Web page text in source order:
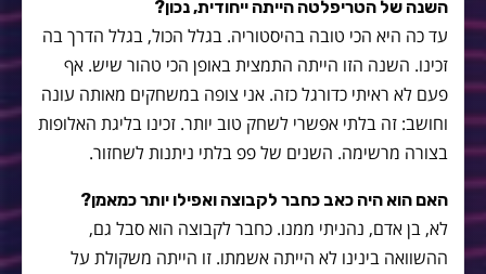
השנה של הטריפלטה הייתה ייחודית, נכון?
עד כה היא הכי טובה בהיסטוריה. בגלל הכול, בגלל הדרך בה
זכינו. השנה הזו הייתה התמצית באופן הכי טהור שיש. אף
פעם לא ראיתי כדורגל כזה. אני צופה במשחקים מאותה עונה
וחושב: זה בלתי אפשרי לשחק טוב יותר. זכינו בליגת האלופות
בצורה מרשימה. השנים של פפ בלתי ניתנות לשחזור.
האם הוא היה כאב כחבר לקבוצה ואפילו יותר כמאמן?
לא, בן אדם, נהניתי ממנו. כחבר לקבוצה הוא סבל גם,
ההשוואה בינינו לא הייתה אשמתו. זו הייתה משקולת על